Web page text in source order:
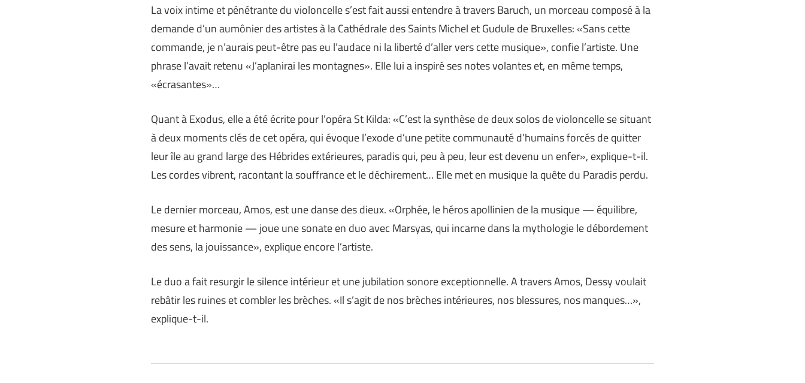
La voix intime et pénétrante du violoncelle s’est fait aussi entendre à travers Baruch, un morceau composé à la
demande d’un aumônier des artistes à la Cathédrale des Saints Michel et Gudule de Bruxelles: «Sans cette
commande, je n’aurais peut-être pas eu l’audace ni la liberté d’aller vers cette musique», confie l’artiste. Une
phrase l’avait retenu «J’aplanirai les montagnes». Elle lui a inspiré ses notes volantes et, en même temps,
«écrasantes»…
Quant à Exodus, elle a été écrite pour l’opéra St Kilda: «C’est la synthèse de deux solos de violoncelle se situant
à deux moments clés de cet opéra, qui évoque l’exode d’une petite communauté d’humains forcés de quitter
leur île au grand large des Hébrides extérieures, paradis qui, peu à peu, leur est devenu un enfer», explique-t-il.
Les cordes vibrent, racontant la souffrance et le déchirement… Elle met en musique la quête du Paradis perdu.
Le dernier morceau, Amos, est une danse des dieux. «Orphée, le héros apollinien de la musique — équilibre,
mesure et harmonie — joue une sonate en duo avec Marsyas, qui incarne dans la mythologie le débordement
des sens, la jouissance», explique encore l’artiste.
Le duo a fait resurgir le silence intérieur et une jubilation sonore exceptionnelle. A travers Amos, Dessy voulait
rebâtir les ruines et combler les brèches. «Il s’agit de nos brèches intérieures, nos blessures, nos manques…»,
explique-t-il.